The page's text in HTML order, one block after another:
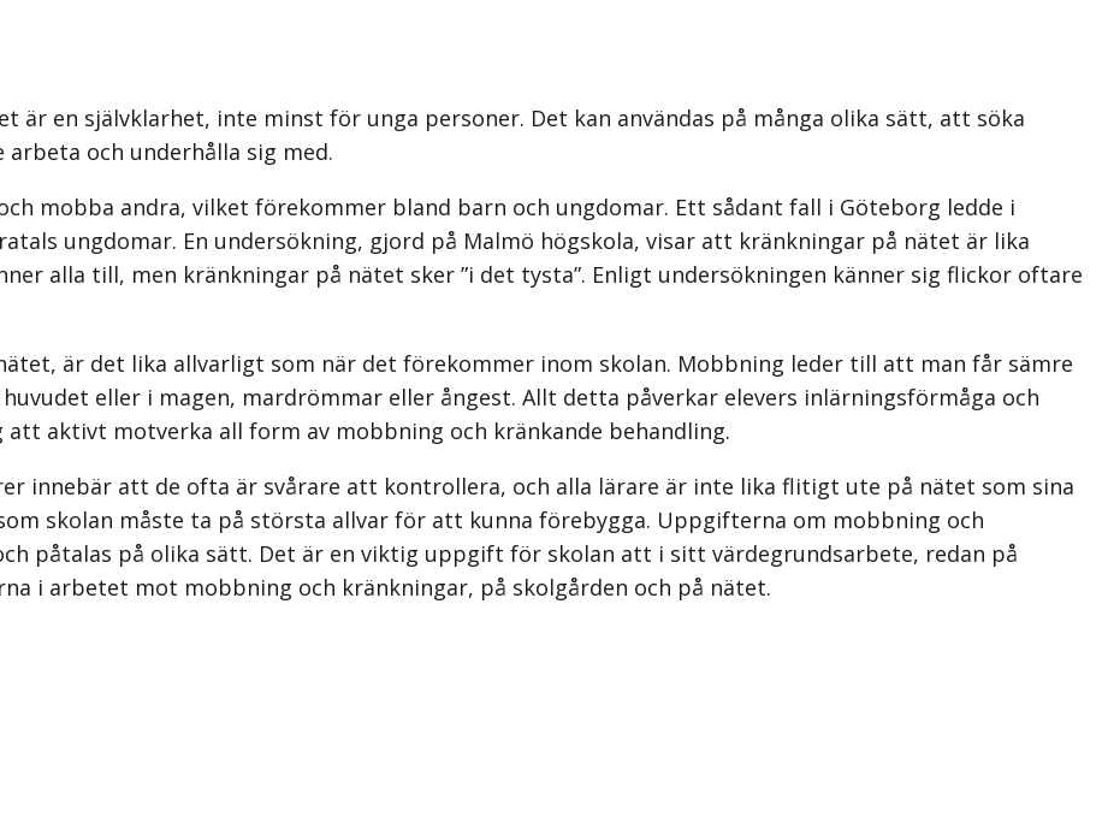
är en självklarhet, inte minst för unga personer. Det kan användas på många olika sätt, att söka
och underhålla sig med.
mobba andra, vilket förekommer bland barn och ungdomar. Ett sådant fall i Göteborg ledde i
ungdomar. En undersökning, gjord på Malmö högskola, visar att kränkningar på nätet är lika
alla till, men kränkningar på nätet sker ”i det tysta”. Enligt undersökningen känner sig flickor oftare
är det lika allvarligt som när det förekommer inom skolan. Mobbning leder till att man får sämre
eller i magen, mardrömmar eller ångest. Allt detta påverkar elevers inlärningsförmåga och
aktivt motverka all form av mobbning och kränkande behandling.
innebär att de ofta är svårare att kontrollera, och alla lärare är inte lika flitigt ute på nätet som sina
skolan måste ta på största allvar för att kunna förebygga. Uppgifterna om mobbning och
påtalas på olika sätt. Det är en viktig uppgift för skolan att i sitt värdegrundsarbete, redan på
i arbetet mot mobbning och kränkningar, på skolgården och på nätet.